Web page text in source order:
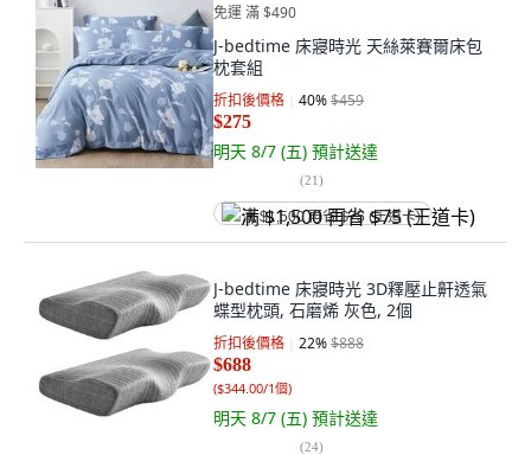
免運 滿 $490
J-bedtime 床寢時光 天絲萊賽爾床包
枕套組
折扣後價格 40%$459
$275
明天 8/7 (五) 預計送達
(21)
满 $1,500 再省 $75 (王道卡)
J-bedtime 床寢時光 3D釋壓止鼾透氣
蝶型枕頭, 石磨烯 灰色, 2個
折扣後價格 22%$888
$688
($344.00/1個)
明天 8/7 (五) 預計送達
(24)